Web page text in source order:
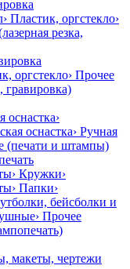
› Пластик, оргстекло›
резка,
оргстекло› Прочее
гравировка)
оснастка›
оснастка› Ручная
(печати и штампы)
› Кружки›
› Папки›
бейсболки и
› Прочее
макеты, чертежи